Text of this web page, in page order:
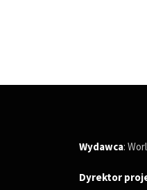
Wydawca:
Dyrektor